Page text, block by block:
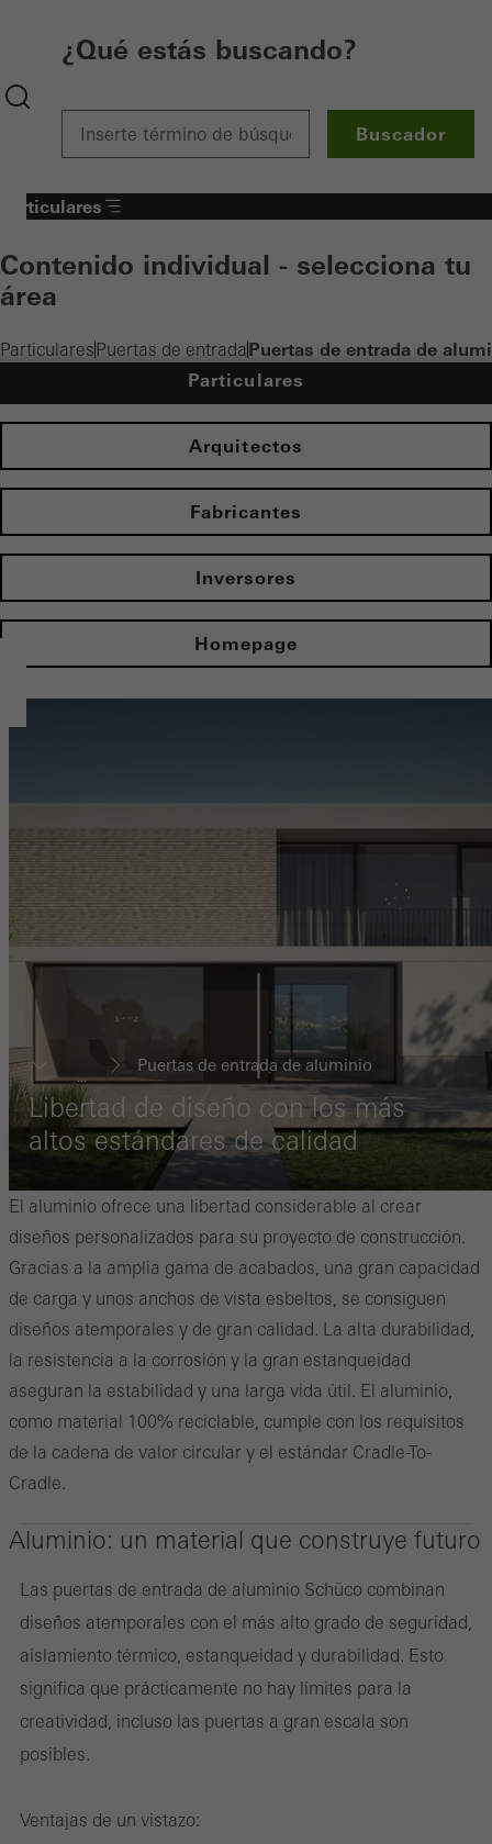
¿Qué estás buscando?
Buscador
ParticularesPuertas de entradaPuertas de entrada de
Particulares
Contenido individual - selecciona tu
área
Particulares
Arquitectos
Fabricantes
Inversores
Homepage
...
Puertas de entrada de aluminio
Libertad de diseño con los más
altos estándares de calidad
El aluminio ofrece una libertad considerable al crear
diseños personalizados para su proyecto de construcción.
Gracias a la amplia gama de acabados, una gran capacidad
de carga y unos anchos de vista esbeltos, se consiguen
diseños atemporales y de gran calidad. La alta durabilidad,
la resistencia a la corrosión y la gran estanqueidad
aseguran la estabilidad y una larga vida útil. El aluminio,
como material 100% reciclable, cumple con los requisitos
de la cadena de valor circular y el estándar Cradle-To-
Cradle.
Aluminio: un material que construye futuro
Las puertas de entrada de aluminio Schüco combinan
diseños atemporales con el más alto grado de seguridad,
aislamiento térmico, estanqueidad y durabilidad. Esto
significa que prácticamente no hay límites para la
creatividad, incluso las puertas a gran escala son
posibles.
Ventajas de un vistazo: